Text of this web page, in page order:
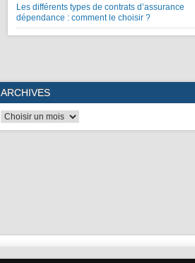
Les différents types de contrats d’assurance
dépendance : comment le choisir ?
ARCHIVES